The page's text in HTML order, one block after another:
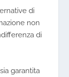
di
non
di
garantita